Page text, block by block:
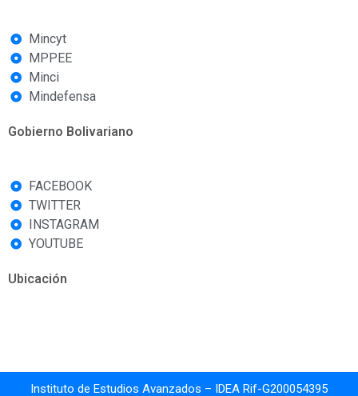
Mincyt
MPPEE
Minci
Mindefensa
Gobierno Bolivariano
FACEBOOK
TWITTER
INSTAGRAM
YOUTUBE
Ubicación
Instituto de Estudios Avanzados – IDEA Rif-G200054395